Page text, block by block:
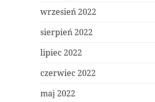
wrzesień 2022
sierpień 2022
lipiec 2022
czerwiec 2022
maj 2022